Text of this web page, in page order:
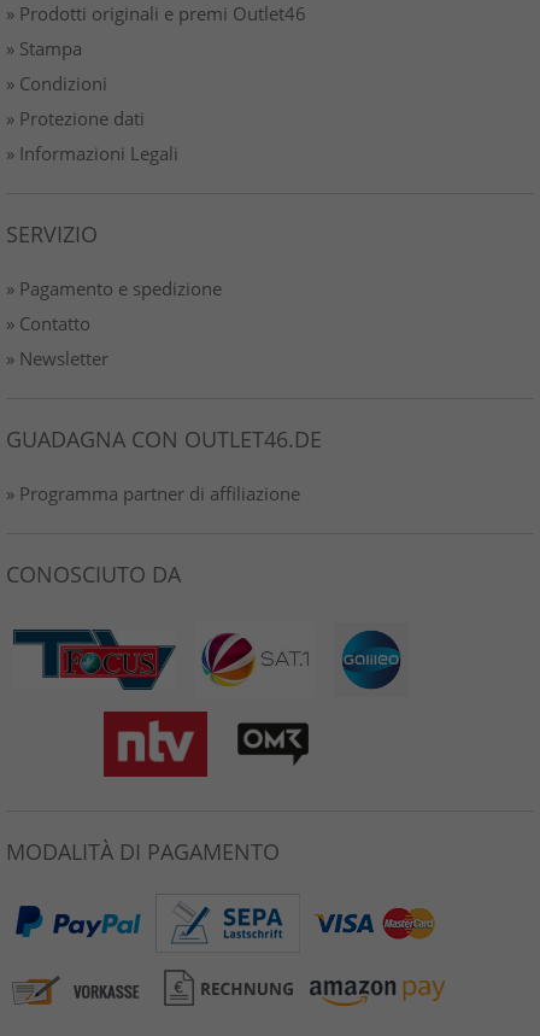
» Prodotti originali e premi Outlet46
» Stampa
» Condizioni
» Protezione dati
» Informazioni Legali
SERVIZIO
» Pagamento e spedizione
» Contatto
» Newsletter
GUADAGNA CON OUTLET46.DE
» Programma partner di affiliazione
CONOSCIUTO DA
MODALITÀ DI PAGAMENTO